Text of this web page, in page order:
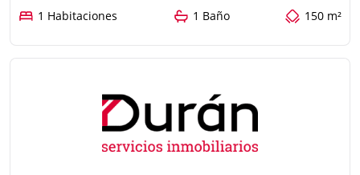
1 Habitaciones 1 Baño 150 m²